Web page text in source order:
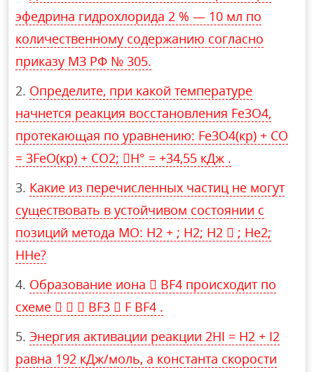
эфедрина гидрохлорида 2 % — 10 мл по
количественному содержанию согласно
приказу МЗ РФ № 305.
Определите, при какой температуре
начнется реакция восстановления Fe3O4,
протекающая по уравнению: Fe3O4(кр) + CO
= 3FeO(кр) + CO2; H° = +34,55 кДж .
Какие из перечисленных частиц не могут
существовать в устойчивом состоянии с
позиций метода МО: H2 + ; H2; H2  ; He2;
HHe?
Образование иона  BF4 происходит по
схеме    BF3  F BF4 .
Энергия активации реакции 2HI = H2 + I2
равна 192 кДж/моль, а константа скорости